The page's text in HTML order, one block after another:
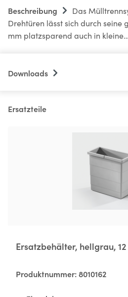
Beschreibung
Das
Drehtüren lässt sich durch seine
mm platzsparend auch in kleine…
Downloads
Ersatzteile
Ersatzbehälter, hellgrau,
Produktnummer:8010162